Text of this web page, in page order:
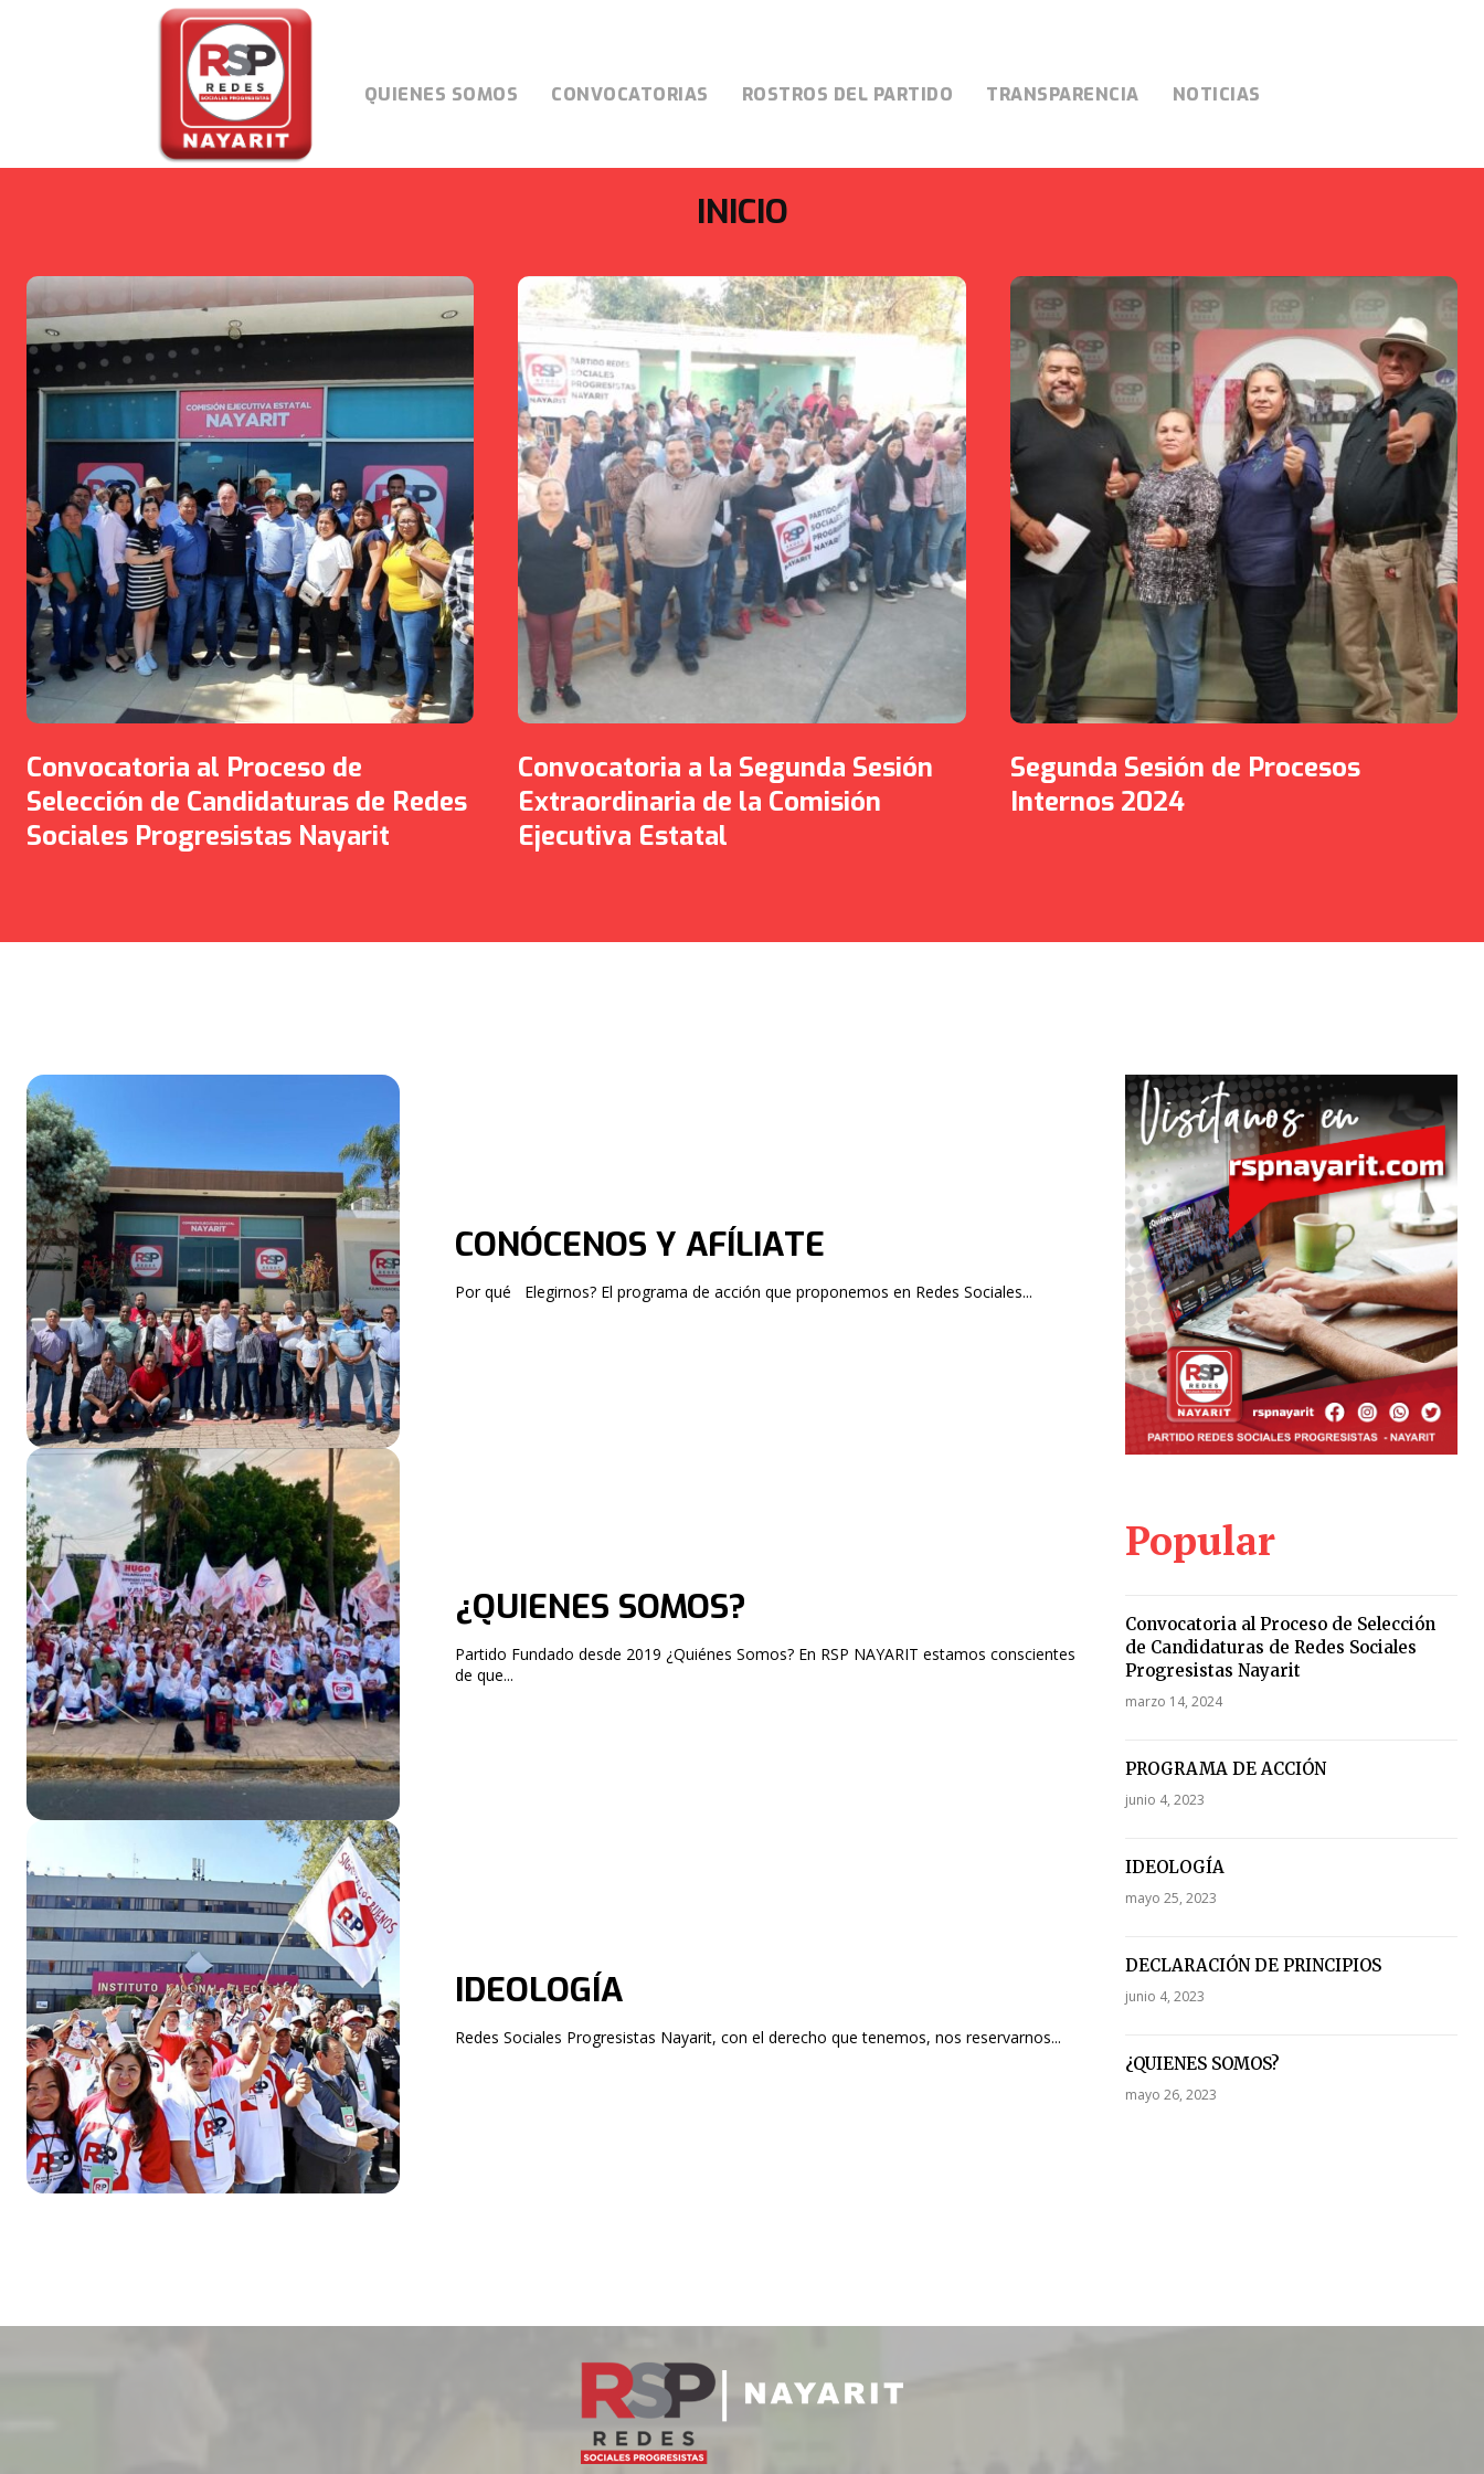
QUIENES SOMOS CONVOCATORIAS ROSTROS DEL PARTIDO TRANSPARENCIA NOTICIAS
INICIO
INICIO
Convocatoria al Proceso de
Selección de Candidaturas de Redes
Sociales Progresistas Nayarit
Convocatoria a la Segunda Sesión
Extraordinaria de la Comisión
Ejecutiva Estatal
Segunda Sesión de Procesos
Internos 2024
CONÓCENOS Y AFÍLIATE
Por qué Elegirnos? El programa de acción que proponemos en Redes Sociales...
¿QUIENES SOMOS?
Partido Fundado desde 2019 ¿Quiénes Somos? En RSP NAYARIT estamos conscientes
de que...
IDEOLOGÍA
Redes Sociales Progresistas Nayarit, con el derecho que tenemos, nos reservarnos...
Popular
Convocatoria al Proceso de Selección
de Candidaturas de Redes Sociales
Progresistas Nayarit
marzo 14, 2024
PROGRAMA DE ACCIÓN
junio 4, 2023
IDEOLOGÍA
mayo 25, 2023
DECLARACIÓN DE PRINCIPIOS
junio 4, 2023
¿QUIENES SOMOS?
mayo 26, 2023